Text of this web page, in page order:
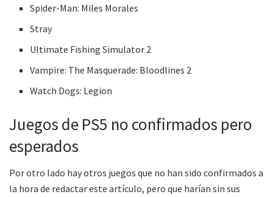
Spider-Man: Miles Morales
Stray
Ultimate Fishing Simulator 2
Vampire: The Masquerade: Bloodlines 2
Watch Dogs: Legion
Juegos de PS5 no confirmados pero
esperados
Por otro lado hay otros juegos que no han sido confirmados a
la hora de redactar este artículo, pero que harían sin sus